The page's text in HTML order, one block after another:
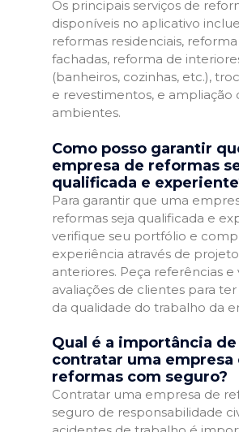
Os principais serviços de
disponíveis no aplicativo
reformas residenciais,
fachadas, reforma de
(banheiros, cozinhas, etc.),
e revestimentos, e ampliação
ambientes.
Como posso garantir
empresa de reformas
qualificada e
Para garantir que uma
reformas seja qualificada e
verifique seu portfólio e
experiência através de
anteriores. Peça referências e
avaliações de clientes para
da qualidade do trabalho da
Qual é a importância de
contratar uma empresa
reformas com seguro?
Contratar uma empresa de
seguro de responsabilidade